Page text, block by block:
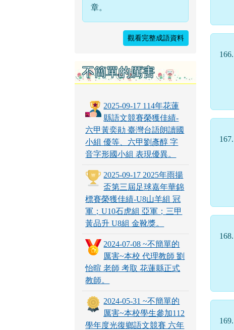
章。
觀看完整成語資料
不簡單的厲害
2025-09-17 114年花蓮
縣語文競賽榮獲佳績-
六甲黃奕勛 臺灣台語朗讀國
小組 優等、六甲劉彥醇 字
音字形國小組 表現優異。
2025-09-17 2025年雨揚
盃第三屆足球嘉年華錦
標賽榮獲佳績-U8山羊組 冠
軍；U10石虎組 亞軍；三甲
黃品升 U8組 金靴獎。
2024-07-08 ~不簡單的
厲害~本校 代理教師 劉
怡暄 老師 考取 花蓮縣正式
教師。
2024-05-31 ~不簡單的
厲害~本校學生參加112
學年度光復鄉語文競賽 六年
166.
167.
168.
169.